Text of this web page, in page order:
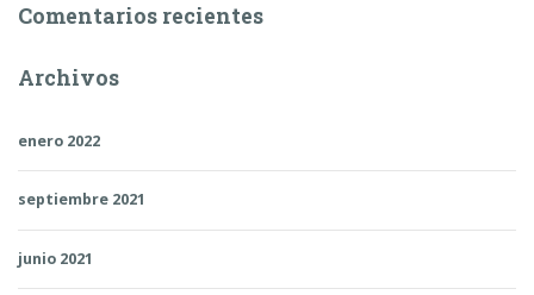
Comentarios recientes
Archivos
enero 2022
septiembre 2021
junio 2021